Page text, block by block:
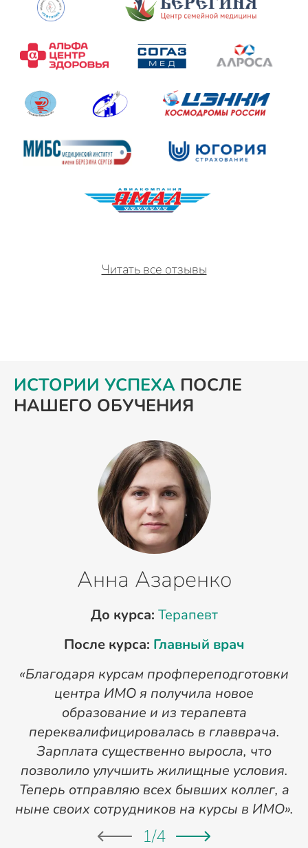
Читать все отзывы
ИСТОРИИ УСПЕХА ПОСЛЕ
НАШЕГО ОБУЧЕНИЯ
Анна Азаренко
До курса: Терапевт
После курса: Главный врач
«Благодаря курсам профпереподготовки
центра ИМО я получила новое
образование и из терапевта
переквалифицировалась в главврача.
Зарплата существенно выросла, что
позволило улучшить жилищные условия.
Теперь отправляю всех бывших коллег, а
ныне своих сотрудников на курсы в ИМО».
1/4